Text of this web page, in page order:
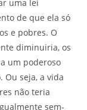
uma lei
de que ela só
e pobres. O
diminuiria, os
um poderoso
Ou seja, a vida
não teria
sem-